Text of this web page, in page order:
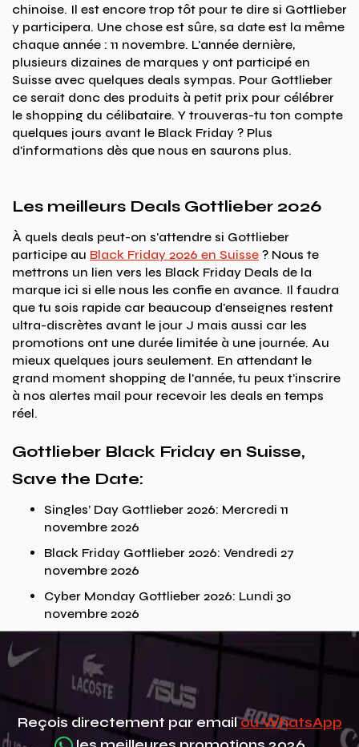
chinoise. Il est encore trop tôt pour te dire si Gottlieber
y participera. Une chose est sûre, sa date est la même
chaque année : 11 novembre. L'année dernière,
plusieurs dizaines de marques y ont participé en
Suisse avec quelques deals sympas. Pour Gottlieber
ce serait donc des produits à petit prix pour célébrer
le shopping du célibataire. Y trouveras-tu ton compte
quelques jours avant le Black Friday ? Plus
d'informations dès que nous en saurons plus.
Les meilleurs Deals Gottlieber 2026
À quels deals peut-on s'attendre si Gottlieber
participe au Black Friday 2026 en Suisse ? Nous te
mettrons un lien vers les Black Friday Deals de la
marque ici si elle nous les confie en avance. Il faudra
que tu sois rapide car beaucoup d'enseignes restent
ultra-discrètes avant le jour J mais aussi car les
promotions ont une durée limitée à une journée. Au
mieux quelques jours seulement. En attendant le
grand moment shopping de l'année, tu peux t'inscrire
à nos alertes mail pour recevoir les deals en temps
réel.
Gottlieber Black Friday en Suisse,
Save the Date:
Singles’ Day Gottlieber 2026: Mercredi 11
novembre 2026
Black Friday Gottlieber 2026: Vendredi 27
novembre 2026
Cyber Monday Gottlieber 2026: Lundi 30
novembre 2026
Reçois directement par emailou WhatsApp